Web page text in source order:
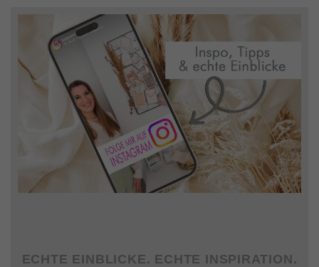
ECHTE EINBLICKE. ECHTE INSPIRATION.